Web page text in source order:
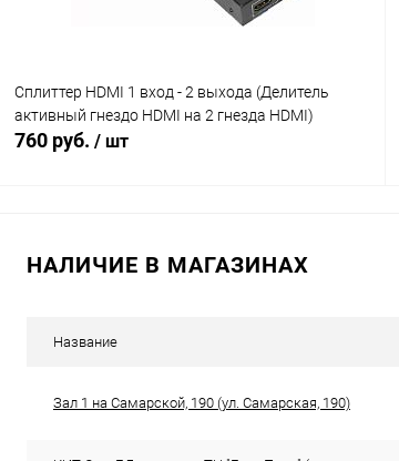
Сплиттер HDMI 1 вход - 2 выхода (Делитель
активный гнездо HDMI на 2 гнезда HDMI)
760 руб. / шт
НАЛИЧИЕ В МАГАЗИНАХ
Название
Зал 1 на Самарской, 190 (ул. Самарская, 190)